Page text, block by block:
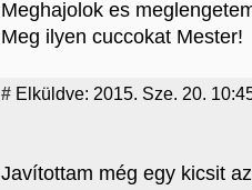
Meghajolok es
Meg ilyen cuccokat Mester!
# Elküldve: 2015. Sze. 20.
Javítottam még egy kicsit